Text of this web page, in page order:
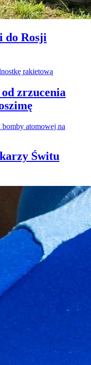
do Rosji
zrzucenia
Świtu